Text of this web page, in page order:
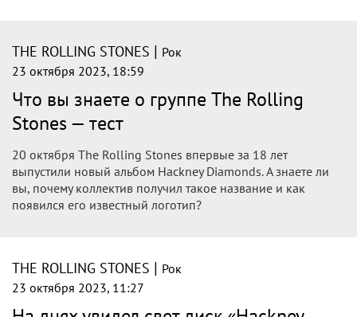
Diamonds»!
THE ROLLING STONES |
Дедушки из The Rolling Stones все еще
те и даже больше: журнал Maxim
гарантирует это
Дедушкам сейчас девятый десяток, и они по-прежнему
отличные ребята. Слушайте и скачивайте их новый альбом
«Hackney Diamonds».